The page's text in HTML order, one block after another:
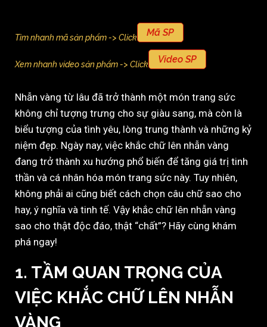
Tìm nhanh mã sản phẩm -> Click Mã SP
Xem nhanh video sản phẩm -> Click Video SP
Nhẫn vàng từ lâu đã trở thành một món trang sức
không chỉ tượng trưng cho sự giàu sang, mà còn là
biểu tượng của tình yêu, lòng trung thành và những kỷ
niệm đẹp. Ngày nay, việc khắc chữ lên nhẫn vàng
đang trở thành xu hướng phổ biến để tăng giá trị tinh
thần và cá nhân hóa món trang sức này. Tuy nhiên,
không phải ai cũng biết cách chọn câu chữ sao cho
hay, ý nghĩa và tinh tế. Vậy khắc chữ lên nhẫn vàng
sao cho thật độc đáo, thật “chất”? Hãy cùng khám
phá ngay!
1. TẦM QUAN TRỌNG CỦA
VIỆC KHẮC CHỮ LÊN NHẪN
VÀNG